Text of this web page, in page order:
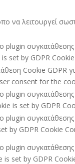
να λειτουργεί
plugin
is set by GDPR
Cookie GDPR
consent for the
plugin
is set by GDPR
plugin
by GDPR Cookie
plugin
is set by GDPR